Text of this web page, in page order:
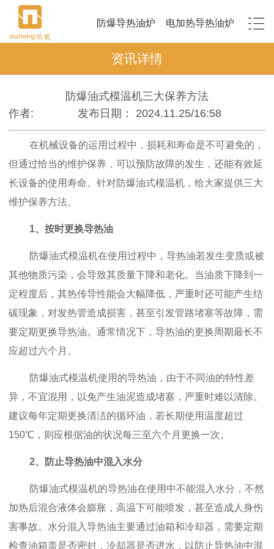
防爆导热油炉 电加热导热油炉
资讯详情
防爆油式模温机三大保养方法
作者:
发布日期： 2024.11.25/16:58
在机械设备的运用过程中，损耗和寿命是不可避免的，
但通过恰当的维护保养，可以预防故障的发生，还能有效延
长设备的使用寿命。针对防爆油式模温机，给大家提供三大
维护保养方法。
1、按时更换导热油
防爆油式模温机在使用过程中，导热油若发生变质或被
其他物质污染，会导致其质量下降和老化。当油质下降到一
定程度后，其热传导性能会大幅降低，严重时还可能产生结
碳现象，对发热管造成损害，甚至引发管路堵塞等故障，需
要定期更换导热油。通常情况下，导热油的更换周期最长不
应超过六个月。
防爆油式模温机使用的导热油，由于不同油的特性差
异，不宜混用，以免产生油泥造成堵塞，严重时难以清除。
建议每年定期更换清洁的循环油，若长期使用温度超过
150℃，则应根据油的状况每三至六个月更换一次。
2、防止导热油中混入水分
防爆油式模温机的导热油在使用中不能混入水分，不然
加热后混合液体会膨胀，高温下可能喷发，甚至造成人身伤
害事故。水分混入导热油主要通过油箱和冷却器，需要定期
检查油箱盖是否密封，冷却器是否进水，以防止导热油中混